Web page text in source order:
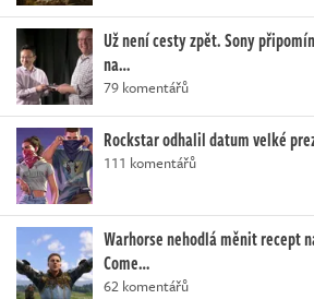
Už není cesty zpět. Sony
na…
79 komentářů
Rockstar odhalil datum velké
111 komentářů
Warhorse nehodlá měnit recept
Come…
62 komentářů